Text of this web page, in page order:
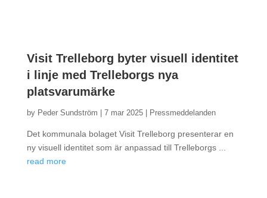
Visit Trelleborg byter visuell identitet
i linje med Trelleborgs nya
platsvarumärke
by Peder Sundström 7 mar 2025 | Pressmeddelanden
Det kommunala bolaget Visit Trelleborg presenterar en
ny visuell identitet som är anpassad till Trelleborgs ...
read more